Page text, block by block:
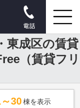
電話
東成区の賃貸
（賃貸フリ
30 棟を表示